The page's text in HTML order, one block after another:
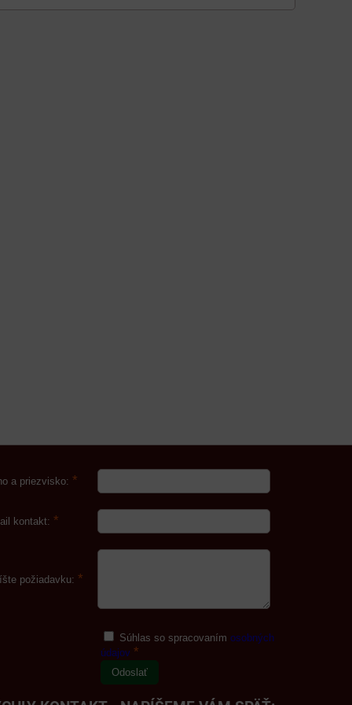
a priezvisko: *
kontakt: *
požiadavku: *
Súhlas so spracovanímosobných
údajov *
Odoslať